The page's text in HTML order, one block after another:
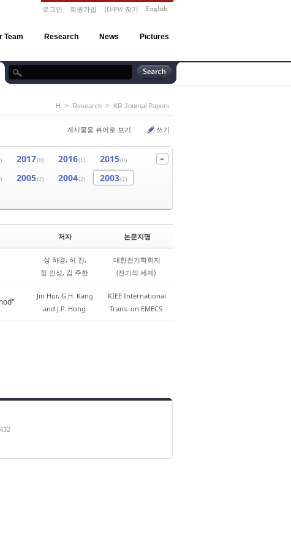
로그인 회원가입 ID/PW 찾기 English
Team Research News Pictures
H > Research > KR Journal Papers
게시물을 뷰어로 보기 쓰기
2017(0) 2016(1) 2015(0)
2005(2) 2004(2) 2003(2)
저자 논문지명
성 하경, 허 진,
정 인성, 김 주한
대한전기학회지
(전기의 세계)
Jin Hur, G.H. Kang
and J.P. Hong
KIEE International
Trans. on EMECS